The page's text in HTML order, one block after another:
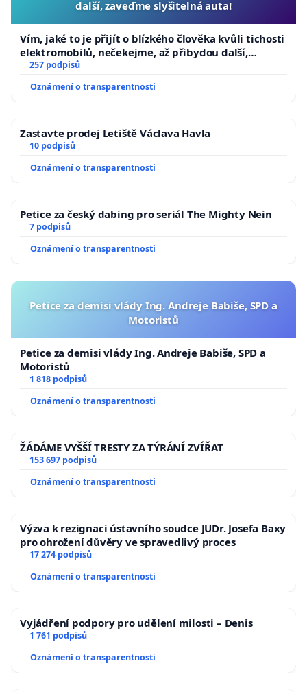
další, zaveďme slyšitelná auta!
Vím, jaké to je přijít o blízkého člověka kvůli tichosti
elektromobilů, nečekejme, až přibydou další,
zaveďme slyšitelná auta!
257 podpisů
Oznámení o transparentnosti
Zastavte prodej Letiště Václava Havla
10 podpisů
Oznámení o transparentnosti
Petice za český dabing pro seriál The Mighty Nein
7 podpisů
Oznámení o transparentnosti
Petice za demisi vlády Ing. Andreje Babiše, SPD a
Motoristů
Petice za demisi vlády Ing. Andreje Babiše, SPD a
Motoristů
1 818 podpisů
Oznámení o transparentnosti
ŽÁDÁME VYŠŠÍ TRESTY ZA TÝRÁNÍ ZVÍŘAT
153 697 podpisů
Oznámení o transparentnosti
Výzva k rezignaci ústavního soudce JUDr. Josefa Baxy
pro ohrožení důvěry ve spravedlivý proces
17 274 podpisů
Oznámení o transparentnosti
Vyjádření podpory pro udělení milosti – Denis
1 761 podpisů
Oznámení o transparentnosti